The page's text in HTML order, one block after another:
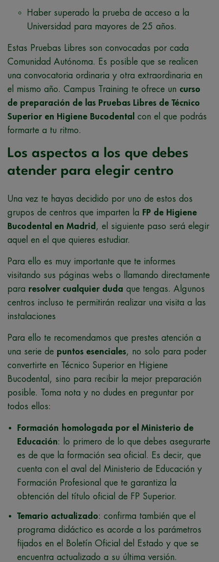
Haber superado la prueba de acceso a la
Universidad para mayores de 25 años.
Estas Pruebas Libres son convocadas por cada
Comunidad Autónoma. Es posible que se realicen
una convocatoria ordinaria y otra extraordinaria en
el mismo año. Campus Training te ofrece un curso
de preparación de las Pruebas Libres de Técnico
Superior en Higiene Bucodental
con el que podrás
formarte a tu ritmo.
Los aspectos a los que debes
atender para elegir centro
Una vez te hayas decidido por uno de estos dos
grupos de centros que imparten la FP de Higiene
Bucodental en Madrid , el siguiente paso será elegir
aquel en el que quieres estudiar.
Para ello es muy importante que te informes
visitando sus páginas webs o llamando directamente
para resolver cualquier duda que tengas. Algunos
centros incluso te permitirán realizar una visita a las
instalaciones
Para ello te recomendamos que prestes atención a
una serie de puntos esenciales, no solo para poder
convertirte en Técnico Superior en Higiene
Bucodental, sino para recibir la mejor preparación
posible. Toma nota y no dudes en preguntar por
todos ellos:
Formación homologada por el Ministerio de
Educación: lo primero de lo que debes asegurarte
es de que la formación sea oficial. Es decir, que
cuenta con el aval del Ministerio de Educación y
Formación Profesional que te garantiza la
obtención del título oficial de FP Superior.
Temario actualizado: confirma también que el
programa didáctico es acorde a los parámetros
fijados en el Boletín Oficial del Estado y que se
encuentra actualizado a su última versión.